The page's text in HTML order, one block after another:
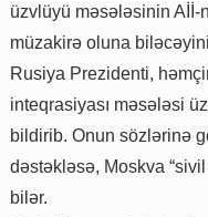
üzvlüyü məsələsinin
müzakirə oluna
Rusiya Prezidenti,
inteqrasiyası məsələsi
bildirib. Onun sözlərinə
dəstəkləsə, Moskva “sivil
bilər.